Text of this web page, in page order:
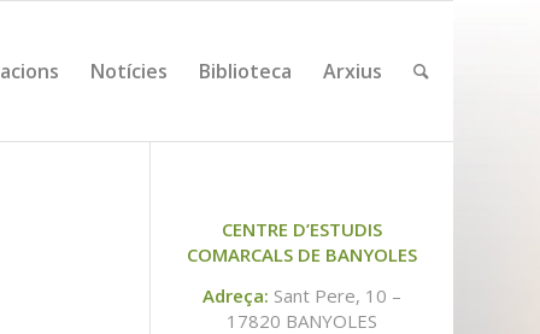
Notícies Biblioteca Arxius
CENTRE D’ESTUDIS
COMARCALS DE BANYOLES
Adreça: Sant Pere, 10 –
17820 BANYOLES